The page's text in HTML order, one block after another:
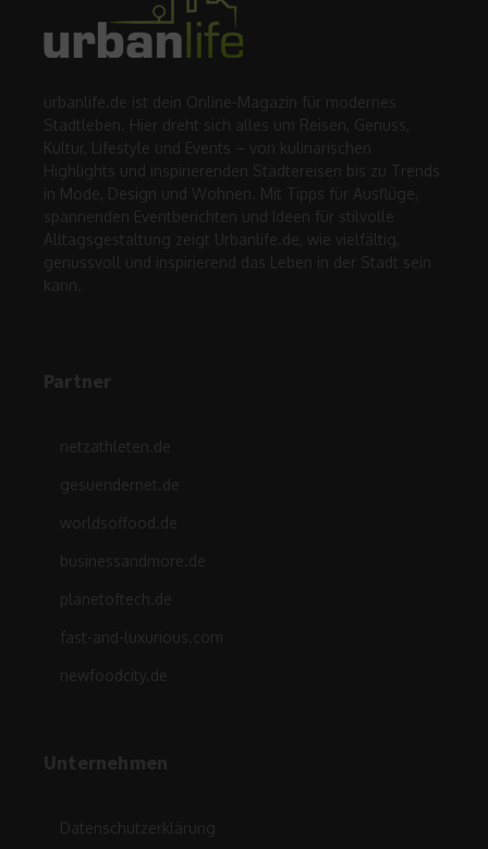
urbanlife.de ist dein Online-Magazin für modernes
Stadtleben. Hier dreht sich alles um Reisen, Genuss,
Kultur, Lifestyle und Events – von kulinarischen
Highlights und inspirierenden Städtereisen bis zu Trends
in Mode, Design und Wohnen. Mit Tipps für Ausflüge,
spannenden Eventberichten und Ideen für stilvolle
Alltagsgestaltung zeigt Urbanlife.de, wie vielfältig,
genussvoll und inspirierend das Leben in der Stadt sein
kann.
Partner
netzathleten.de
gesuendernet.de
worldsoffood.de
businessandmore.de
planetoftech.de
fast-and-luxurious.com
newfoodcity.de
Unternehmen
Datenschutzerklärung